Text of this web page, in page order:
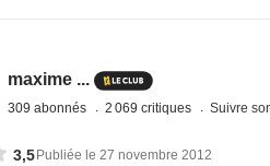
maxime ...
309 abonnés 2 069 critiques Suivre
3,5 Publiée le 27 novembre 2012